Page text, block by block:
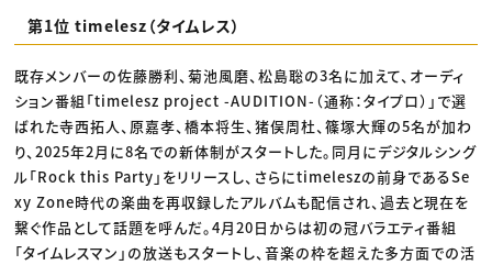
第1位 timelesz（タイムレス）
既存メンバーの佐藤勝利、菊池風磨、松島聡の3名に加えて、オーディ
ション番組「timelesz project -AUDITION-（通称：タイプロ）」で選
ばれた寺西拓人、原嘉孝、橋本将生、猪俣周杜、篠塚大輝の5名が加わ
り、2025年2月に8名での新体制がスタートした。同月にデジタルシング
ル「Rock this Party」をリリースし、さらにtimeleszの前身であるSe
xy Zone時代の楽曲を再収録したアルバムも配信され、過去と現在を
繋ぐ作品として話題を呼んだ。4月20日からは初の冠バラエティ番組
「タイムレスマン」の放送もスタートし、音楽の枠を超えた多方面での活